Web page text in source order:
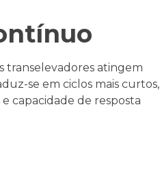
transelevadores atingem
se em ciclos mais curtos,
capacidade de resposta